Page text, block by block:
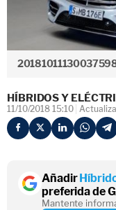
HÍBRIDOS Y
11/10/2018 15:10
Añadir
preferida de
Mantente